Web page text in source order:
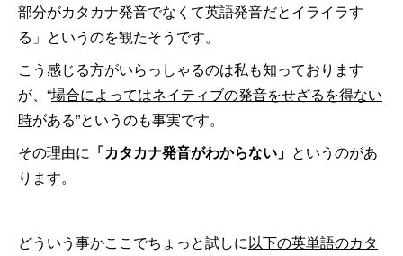
部分がカタカナ発音でなくて英語発音だとイライラす
る」というのを観たそうです。
こう感じる方がいらっしゃるのは私も知っております
が、“場合によってはネイティブの発音をせざるを得ない
時がある”というのも事実です。
その理由に 「カタカナ発音がわからない」 というのがあ
ります。
どういう事かここでちょっと試しに以下の英単語のカタ